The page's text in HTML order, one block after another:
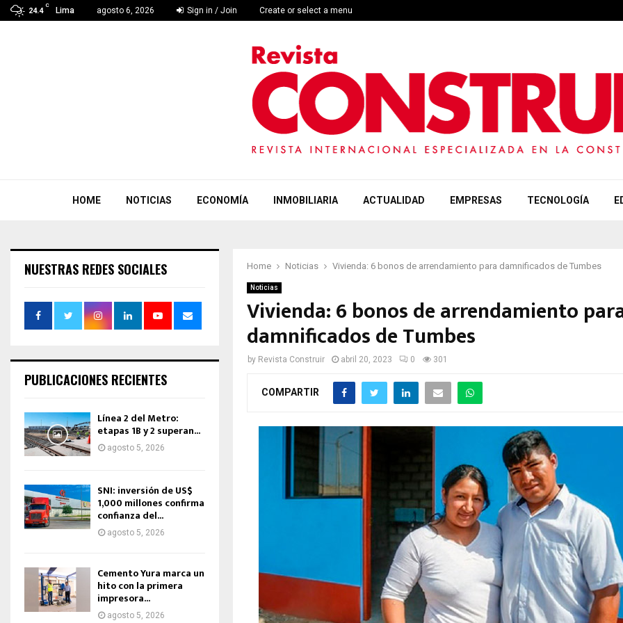
24.4
C
Lima agosto 6, 2026 Sign in / Join Create or select a menu
HOME NOTICIAS ECONOMÍA INMOBILIARIA ACTUALIDAD EMPRESAS TECNOLOGÍA
Home Noticias Vivienda: 6 bonos de arrendamiento para damnificados de Tumbes
Noticias
Vivienda: 6 bonos de arrendamiento
damnificados de Tumbes
by Revista Construir abril 20, 2023 0 301
COMPARTIR
NUESTRAS REDES SOCIALES
PUBLICACIONES RECIENTES
Línea 2 del Metro:
etapas 1B y 2 superan...
agosto 5, 2026
SNI: inversión de US$
1,000 millones confirma
confianza del...
agosto 5, 2026
Cemento Yura marca un
hito con la primera
impresora...
agosto 5, 2026